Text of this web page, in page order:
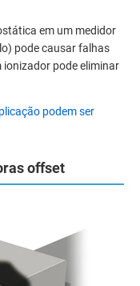
em um medidor
pode causar falhas
ionizador pode eliminar
podem ser
offset